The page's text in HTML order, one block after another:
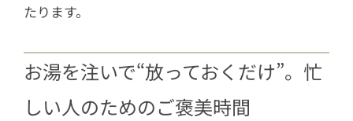
たります。
お湯を注いで“放っておくだけ”。忙
しい人のためのご褒美時間